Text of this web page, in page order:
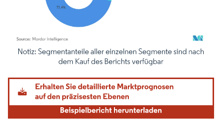
Bild © Mordor Intelligence. Wiederverwendung erfordert Namensnennung